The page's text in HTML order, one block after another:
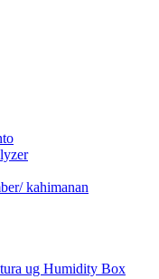
kahimanan
ug Humidity Box